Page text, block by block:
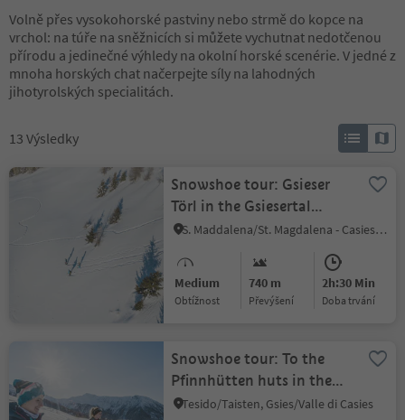
Volně přes vysokohorské pastviny nebo strmě do kopce na
vrchol: na túře na sněžnicích si můžete vychutnat nedotčenou
přírodu a jedinečné výhledy na okolní horské scenérie. V jedné z
mnoha horských chat načerpejte síly na lahodných
jihotyrolských specialitách.
13 Výsledky
Snowshoe tour: Gsieser
Törl in the Gsiesertal
Valley (2205 m)
S. Maddalena/St. Magdalena - Casies/Gsies, Gsies/Valle di Casies
Medium
Obtížnost
740 m
Převýšení
2h:30 Min
doba trvání
Snowshoe tour: To the
Pfinnhütten huts in the
Gsiesertal Valley (2152 m)
Tesido/Taisten, Gsies/Valle di Casies